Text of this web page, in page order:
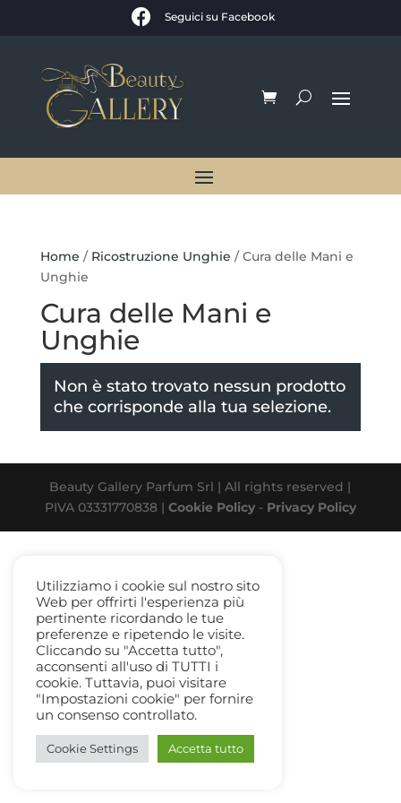
 Seguici su Facebook
Home / Ricostruzione Unghie / Cura delle Mani e
Unghie
Cura delle Mani e
Unghie
Non è stato trovato nessun prodotto
che corrisponde alla tua selezione.
Beauty Gallery Parfum Srl | All rights reserved |
PIVA 03331770838 | Cookie Policy- Privacy Policy
Utilizziamo i cookie sul nostro sito
Web per offrirti l'esperienza più
pertinente ricordando le tue
preferenze e ripetendo le visite.
Cliccando su "Accetta tutto",
acconsenti all'uso di TUTTI i
cookie. Tuttavia, puoi visitare
"Impostazioni cookie" per fornire
un consenso controllato.
Cookie Settings Accetta tutto